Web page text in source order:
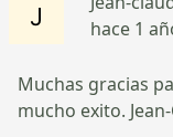
hace 1
Muchas gracias
mucho exito.